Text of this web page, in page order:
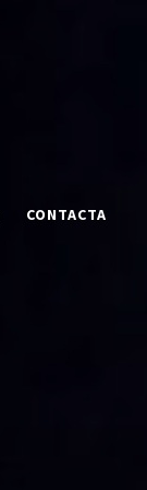
CONTACTA